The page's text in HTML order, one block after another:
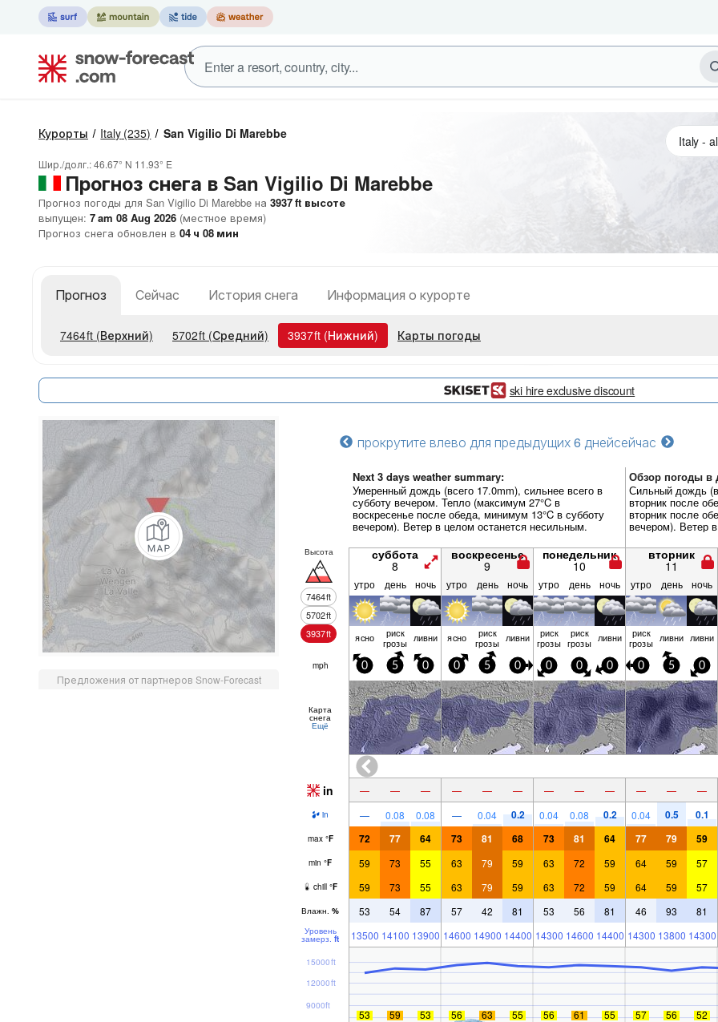
Курорты Italy (235) San Vigilio Di Marebbe
Шир./долг.:46.67° N 11.93° E
Прогноз снега в San Vigilio Di Marebbe
Прогноз погоды для San Vigilio Di Marebbe на 3937ft высоте
выпущен: 7 am 08 Aug 2026 (местное время)
Прогноз снега обновлен в 04 ч 08 мин
Прогноз Сейчас История снега Информация о курорте
7464ft (Верхний) 5702ft (Средний) 3937ft (Нижний) Карты погоды
ski hire exclusive discount
Предложения от партнеров Snow-Forecast
прокрутите влево для предыдущих 6 днейсейчас
Next 3 days weather summary:
Умеренный дождь (всего 17.0mm), сильнее всего в
субботу вечером. Тепло (максимум 27°C в
воскресенье после обеда, минимум 13°C в субботу
вечером). Ветер в целом останется несильным.
Обзор погоды в
Сильный дождь
вторник после
вторник после
вечером). Ветер
Высота
7464ft
5702ft
3937ft
суббота
8
воскресенье
9
понедельник
10
вторник
11
утро день ночь утро день ночь утро день ночь утро день ночь
ясно риск
грозы ливни ясно риск
грозы ливни риск
грозы
риск
грозы ливни риск
грозы ливни ливни
mph 0 5 0 0 5 0 0 0 0 0 5 0
Карта
снега
Ещё
in — — — — — — — — — — — —
in — 0.08 0.08 — 0.04 0.2 0.04 0.08 0.2 0.04 0.5 0.1
max °F 72 77 64 73 81 68 73 81 64 77 79 59
min °F 59 73 55 63 79 59 63 72 59 64 59 57
chill °F 59 73 55 63 79 59 63 72 59 64 59 57
Влажн. % 53 54 87 57 42 81 53 56 81 46 93 81
Уровень
замерз. ft 13500 14100 13900 14600 14900 14400 14300 14600 14400 14300 13800 14300
9000ft
12000ft
15000ft
53 59 53 56 63 55 56 61 55 57 56 52